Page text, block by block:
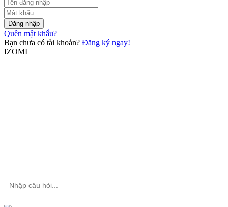
Đăng nhập
Quên mật khẩu?
Bạn chưa có tài khoản? Đăng ký ngay!
IZOMI